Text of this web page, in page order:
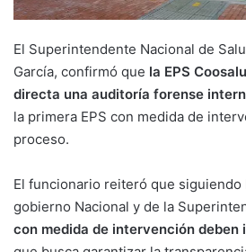
El Superintendente Nacional de
García, confirmó que la EPS
directa una auditoría forense
la primera EPS con medida de
proceso.
El funcionario reiteró que siguiendo
gobierno Nacional y de la
con medida de intervención deben